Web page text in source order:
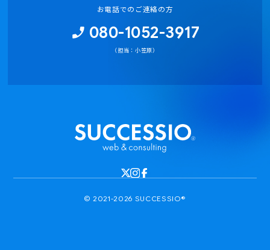
お電話でのご連絡の方
080-1052-3917
（担当：小笠原）
© 2021-2026 SUCCESSIO®